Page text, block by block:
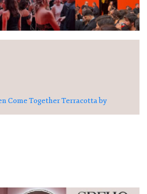
Come Together Terracotta by